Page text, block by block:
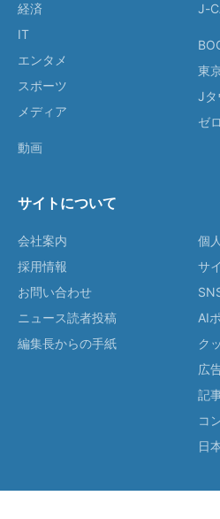
経済
IT
エンタメ
スポーツ
メディア
動画
J-
東
Jタ
ゼ
サイトについて
会社案内
採用情報
お問い合わせ
ニュース読者投稿
編集長からの手紙
個
サ
AI
ク
広
記
コ
日